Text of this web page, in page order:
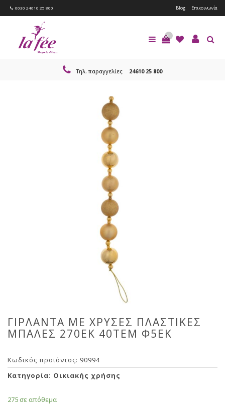
0030 24610 25 800 Blog Επικοινωνία
0
Τηλ. παραγγελίες 24610 25 800
ΓΙΡΛΑΝΤΑ ΜΕ ΧΡΥΣΕΣ ΠΛΑΣΤΙΚΕΣ
ΜΠΑΛΕΣ 270ΕΚ 40TEM Φ5ΕΚ
Κωδικός προϊόντος: 90994
Κατηγορία: Οικιακής χρήσης
275 σε απόθεμα